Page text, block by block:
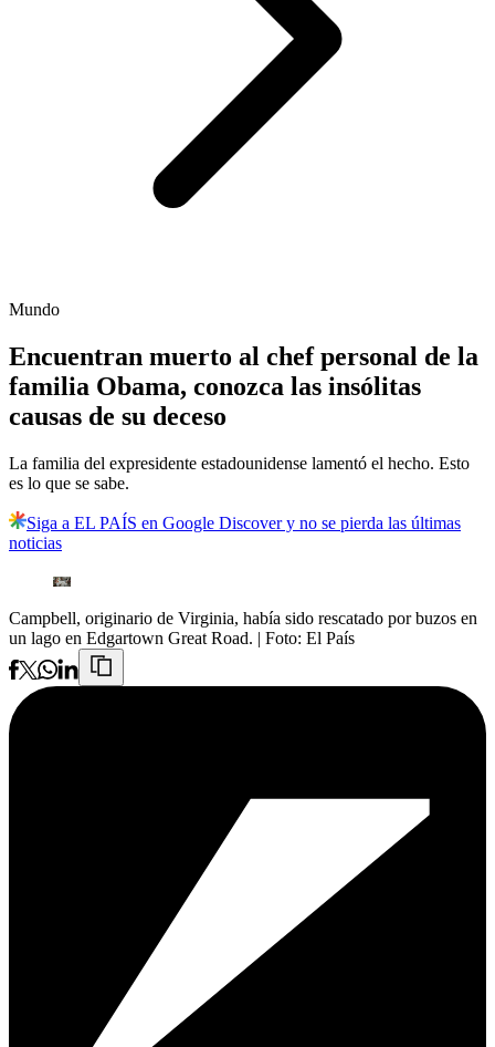
Mundo
Encuentran muerto al chef personal de la
familia Obama, conozca las insólitas
causas de su deceso
La familia del expresidente estadounidense lamentó el hecho. Esto
es lo que se sabe.
Siga a EL PAÍS en Google Discover y no se pierda las últimas
noticias
Campbell, originario de Virginia, había sido rescatado por buzos en
un lago en Edgartown Great Road. | Foto: El País